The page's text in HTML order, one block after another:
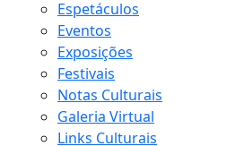
Espetáculos
Eventos
Exposições
Festivais
Notas Culturais
Galeria Virtual
Links Culturais